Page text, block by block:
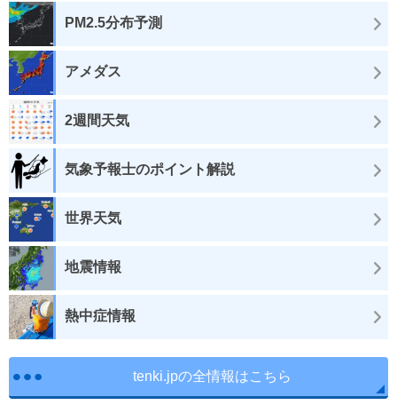
PM2.5分布予測
アメダス
2週間天気
気象予報士のポイント解説
世界天気
地震情報
熱中症情報
tenki.jpの全情報はこちら